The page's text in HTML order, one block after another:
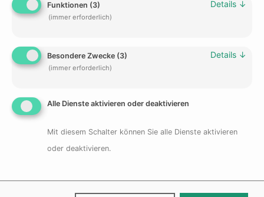
Bisher keine Stimmen! Seien Sie der Erste, der diesen
Artikel bewertet.
Wichtiger Hinweis:
AktienLAB
Funktionen (3)
(immer erforderlich)
Details ↓
Besondere Zwecke (3)
(immer erforderlich)
Details ↓
Alle Dienste aktivieren oder deaktivieren
Mit diesem Schalter können Sie alle Dienste aktivieren
oder deaktivieren.